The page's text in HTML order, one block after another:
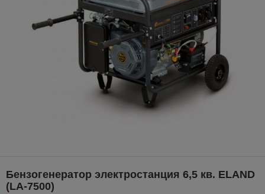
Бензогенератор электростанция 6,5 кв. ELAND
(LA-7500)